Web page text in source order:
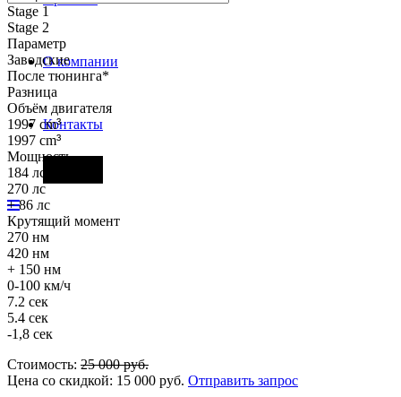
О компании
Контакты
Stage 1
Stage 2
Параметр
Заводские
После тюнинга*
Разница
Объём двигателя
1997 cm³
1997 cm³
Мощность
184 лс
270 лс
+ 86 лс
Крутящий момент
270 нм
420 нм
+ 150 нм
0-100 км/ч
7.2 сек
5.4 сек
-1,8 сек
Стоимость: 25 000руб.
Цена со скидкой: 15 000 руб. Отправить запрос